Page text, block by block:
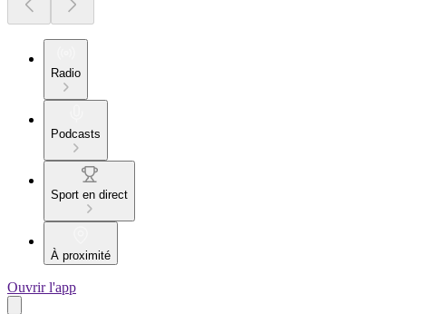
Radio
Podcasts
Sport en direct
À proximité
Ouvrir l'app